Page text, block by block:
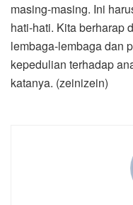
masing-masing. Ini
hati-hati. Kita berharap
lembaga-lembaga dan
kepedulian terhadap
katanya. (zeinizein)